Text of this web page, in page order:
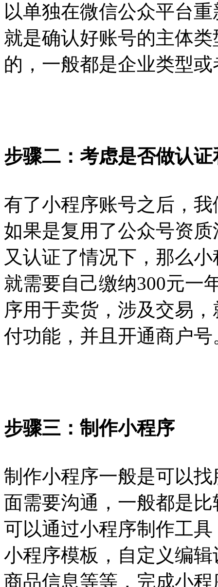
以单独在微信公众平台
就是确认好账号的主体
的，一般都是企业类型
步骤二：考虑是否做认
有了小程序账号之后，
如果是复用了公众号资
又认证了情况下，那么
就需要自己缴纳300元一
序用于卖货，涉及交易
付功能，并且开通商户号
步骤三：制作小程序
制作小程序一般是可以
面需要沟通，一般都是
可以通过小程序制作工
小程序模板，自定义编
商品信息等等，完成小